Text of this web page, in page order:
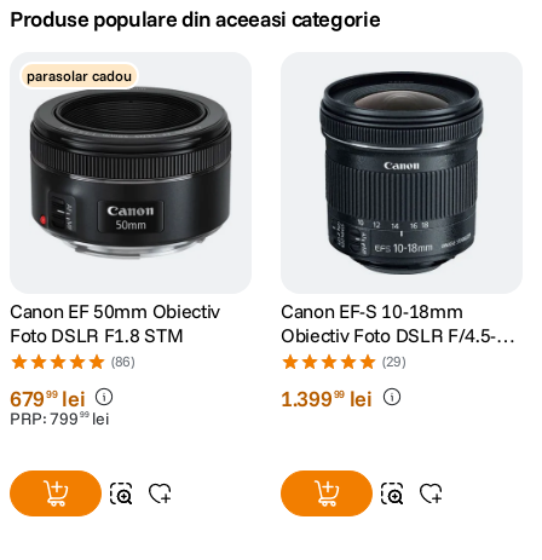
Produse populare din aceeasi categorie
parasolar cadou
Canon EF 50mm Obiectiv
Foto DSLR F1.8 STM
(86)
67999 lei
PRP:799 99 lei
Canon EF-S 10-18mm
Obiectiv Foto DSLR F/4.5-5.6
IS STM
(29)
1.39999 lei